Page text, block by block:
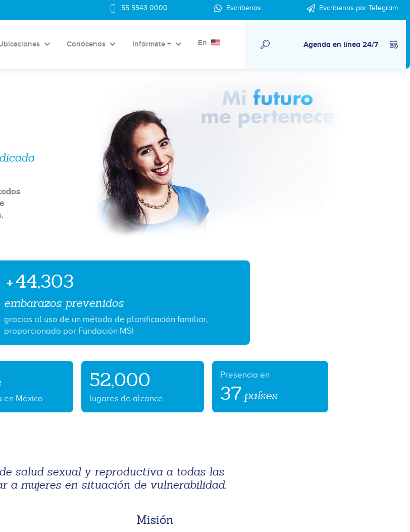
55 5543 0000 Escríbenos Escríbenos por Telegram
Conócenos Infórmate + En Agenda en línea 24/7
+44,303
embarazos prevenidos
gracias al uso de un método de planificación familiar,
proporcionado por Fundación MSI
en México
52,000
lugares de alcance
Presencia en
37 países
salud sexual y reproductiva a todas las
a mujeres en situación de vulnerabilidad.
Misión